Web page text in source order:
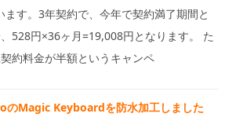
ます。3年契約で、今年で契約満了期間と
528円×36ヶ月=19,008円となります。 た
約料金が半額というキャンペ
のMagic Keyboardを防水加工しました